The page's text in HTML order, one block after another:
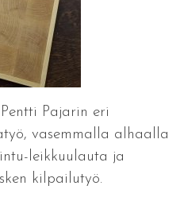
Pajarin eri
vasemmalla alhaalla
leikkuulauta ja
kilpailutyö.